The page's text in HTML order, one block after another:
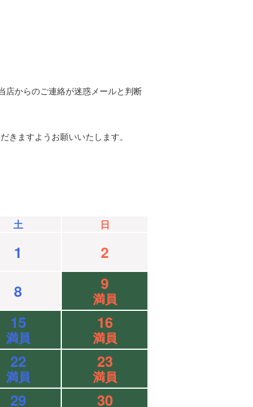
店からのご連絡が迷惑メールと判断
きますようお願いいたします。
土 日
1
2
8 9
満員
15
満員
16
満員
22
満員
23
満員
29 30